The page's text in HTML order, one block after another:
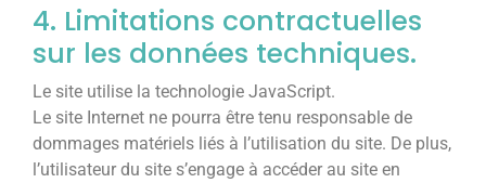
4. Limitations contractuelles
sur les données techniques.
Le site utilise la technologie JavaScript.
Le site Internet ne pourra être tenu responsable de
dommages matériels liés à l’utilisation du site. De plus,
l’utilisateur du site s’engage à accéder au site en